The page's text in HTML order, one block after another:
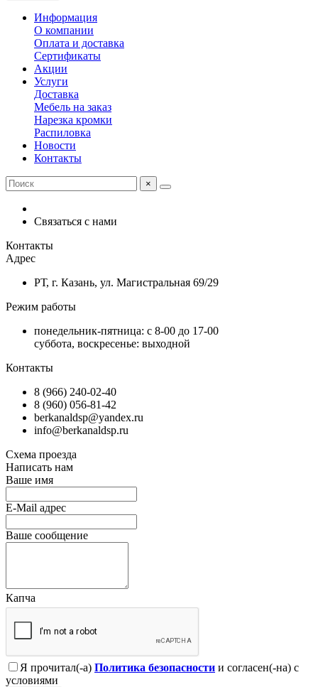
Информация
О компании
Оплата и доставка
Сертификаты
Акции
Услуги
Доставка
Мебель на заказ
Нарезка кромки
Распиловка
Новости
Контакты
×
Связаться с нами
Контакты
Адрес
РТ, г. Казань, ул. Магистральная 69/29
Режим работы
понедельник-пятница: с 8-00 до 17-00
суббота, воскресенье: выходной
Контакты
8 (966) 240-02-40
8 (960) 056-81-42
berkanaldsp@yandex.ru
info@berkanaldsp.ru
Схема проезда
Написать нам
Ваше имя
E-Mail адрес
Ваше сообщение
Капча
Я прочитал(-а) Политика безопасности и согласен(-на) с
условиями